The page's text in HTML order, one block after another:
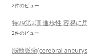
2件のビュー
特29第2項 進歩性 容易に
2件のビュー
脳動脈瘤(cerebral